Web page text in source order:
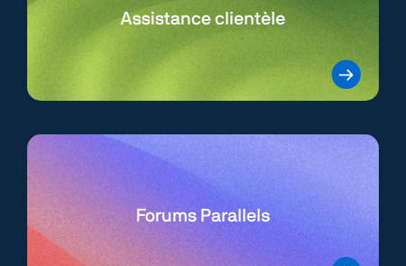
Assistance clientèle
Forums Parallels